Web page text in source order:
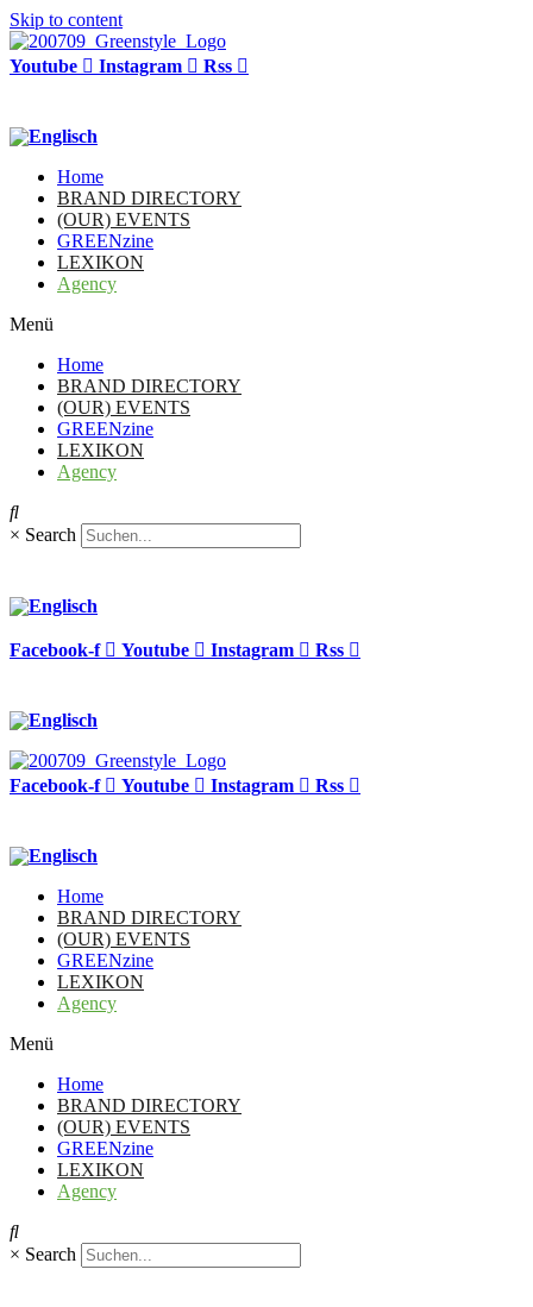
Skip to content
Youtube Instagram Rss
Home
BRAND DIRECTORY
(OUR) EVENTS
GREENzine
LEXIKON
Agency
Menü
Home
BRAND DIRECTORY
(OUR) EVENTS
GREENzine
LEXIKON
Agency
× Search
Facebook-f Youtube Instagram Rss
Facebook-f Youtube Instagram Rss
Home
BRAND DIRECTORY
(OUR) EVENTS
GREENzine
LEXIKON
Agency
Menü
Home
BRAND DIRECTORY
(OUR) EVENTS
GREENzine
LEXIKON
Agency
× Search